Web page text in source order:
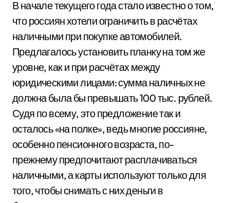
В начале текущего года стало известно о том,
что россиян хотели ограничить в расчётах
наличными при покупке автомобилей.
Предлагалось установить планку на том же
уровне, как и при расчётах между
юридическими лицами: сумма наличных не
должна была бы превышать 100 тыс. рублей.
Судя по всему, это предложение так и
осталось «на полке», ведь многие россияне,
особенно пенсионного возраста, по-
прежнему предпочитают расплачиваться
наличными, а карты используют только для
того, чтобы снимать с них деньги в